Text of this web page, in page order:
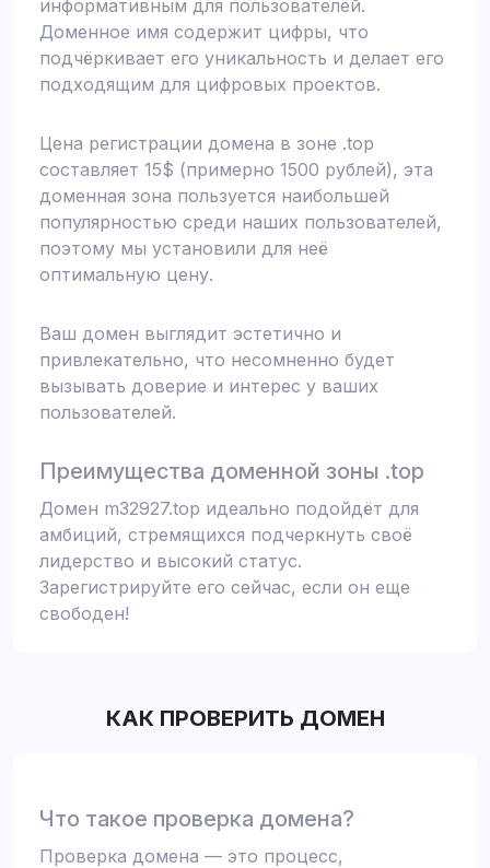
информативным для пользователей.
Доменное имя содержит цифры, что
подчёркивает его уникальность и делает его
подходящим для цифровых проектов.
Цена регистрации домена в зоне .top
составляет 15$ (примерно 1500 рублей), эта
доменная зона пользуется наибольшей
популярностью среди наших пользователей,
поэтому мы установили для неё
оптимальную цену.
Ваш домен выглядит эстетично и
привлекательно, что несомненно будет
вызывать доверие и интерес у ваших
пользователей.
Преимущества доменной зоны .top
Домен m32927.top идеально подойдёт для
амбиций, стремящихся подчеркнуть своё
лидерство и высокий статус.
Зарегистрируйте его сейчас, если он еще
свободен!
КАК ПРОВЕРИТЬ ДОМЕН
Что такое проверка домена?
Проверка домена — это процесс,